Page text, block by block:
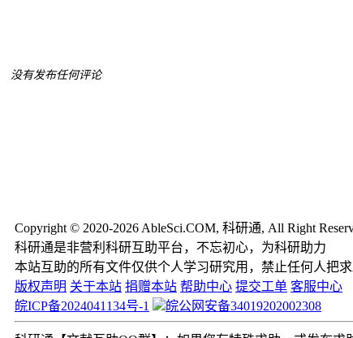
没有发布任何评论
Copyright © 2020-2026 AbleSci.COM, 科研通, All Right
科研通是非营利科研互助平台，不忘初心，为科研助力
本站互助的所有文件仅供个人学习研究用，禁止任何人把
版权声明 关于本站 捐赠本站 帮助中心 提交工单 客服中心
皖ICP备2024041134号-1
皖公网安备34019202002308